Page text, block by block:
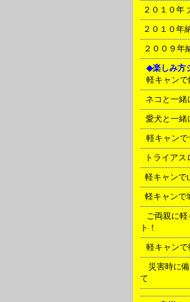
２０１０年
２０１０年
２００９年
◆楽しみ方
軽キャンで
ネコと一
愛犬と一緒
軽キャン
トライア
軽キャンで
軽キャンで
ご両親に
ト！
軽キャンで
災害時に
て